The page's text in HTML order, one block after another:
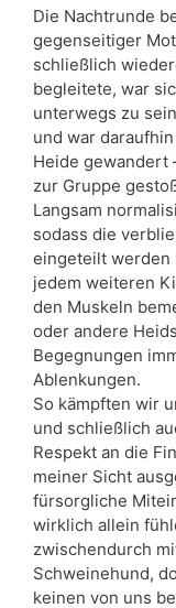
Die Nachtrunde
gegenseitiger
schließlich
begleitete, war
unterwegs zu
und war
Heide gewandert
zur Gruppe
Langsam
sodass die
eingeteilt werden
jedem weiteren
den Muskeln
oder andere
Begegnungen
Ablenkungen.
So kämpften wir
und schließlich
Respekt an die
meiner Sicht
fürsorgliche
wirklich allein
zwischendurch
Schweinehund,
keinen von uns